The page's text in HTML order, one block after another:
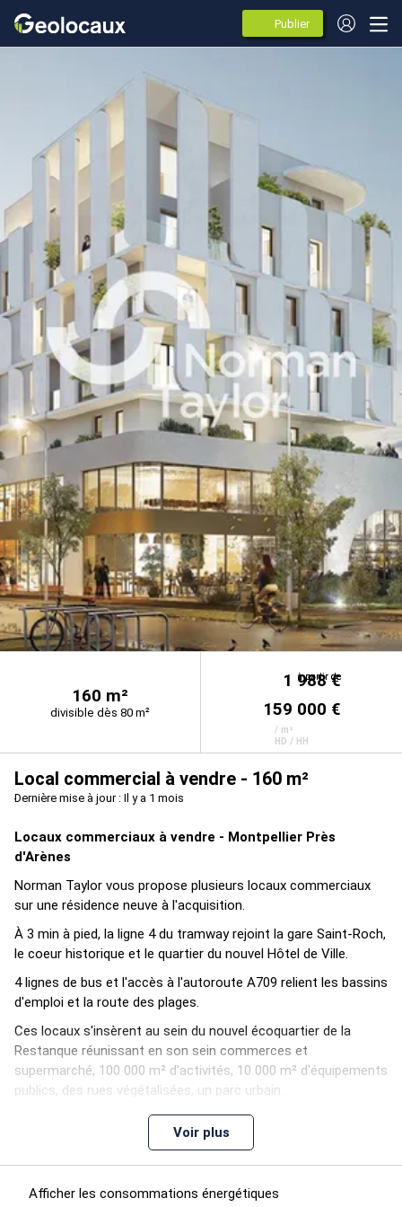
Publier
des
annonces
160 m²
divisible dès 80 m²
à partir de
1 988 €
à partir de
159 000 €
/ m²
HD / HH
Local commercial à vendre - 160 m²
Dernière mise à jour : Il y a 1 mois
Locaux commerciaux à vendre - Montpellier Près
d'Arènes
Norman Taylor vous propose plusieurs locaux commerciaux
sur une résidence neuve à l'acquisition.
À 3 min à pied, la ligne 4 du tramway rejoint la gare Saint-Roch,
le coeur historique et le quartier du nouvel Hôtel de Ville.
4 lignes de bus et l'accès à l'autoroute A709 relient les bassins
d'emploi et la route des plages.
Ces locaux s'insèrent au sein du nouvel écoquartier de la
Restanque réunissant en son sein commerces et
supermarché, 100 000 m² d'activités, 10 000 m² d'équipements
publics, des rues végétalisées, un parc urbain.
Les informations sur les risques auxquels ce bien est exposé
sont disponibles sur le site Géorisques :
www.georisques.gouv.fr
Voir plus
Afficher les consommations énergétiques